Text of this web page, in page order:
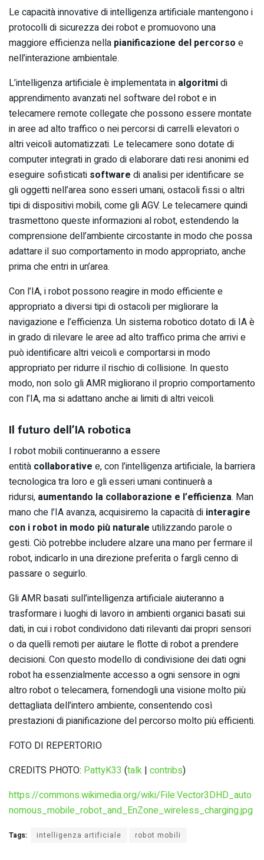
Le capacità innovative di intelligenza artificiale mantengono i
protocolli di sicurezza dei robot e promuovono una
maggiore efficienza nella pianificazione del percorso e
nell’interazione ambientale.
L’intelligenza artificiale è implementata in algoritmidi
apprendimento avanzati nel software del robot e in
telecamere remote collegate che possono essere montate
in aree ad alto traffico o nei percorsi di carrelli elevatori o
altri veicoli automatizzati. Le telecamere sono dotate di
computer integrati in grado di elaborare dati resi anonimi ed
eseguire sofisticati software di analisi per identificare se
gli oggetti nell’area sono esseri umani, ostacoli fissi o altri
tipi di dispositivi mobili, come gli AGV. Le telecamere quindi
trasmettono queste informazioni al robot, estendendo la
comprensione dell’ambiente circostante in modo che possa
adattare il suo comportamento in modo appropriato, anche
prima che entri in un’area.
Con l’IA, i robot possono reagire in modo efficiente e
appropriato a diversi tipi di ostacoli per migliorare la
navigazione e l’efficienza. Un sistema robotico dotato di IA è
in grado di rilevare le aree ad alto traffico prima che arrivi e
può identificare altri veicoli e comportarsi in modo
appropriato per ridurre il rischio di collisione. In questo
modo, non solo gli AMR migliorano il proprio comportamento
con l’IA, ma si adattano anche ai limiti di altri veicoli.
Il futuro dell’IA robotica
I robot mobili continueranno a essere
entità collaborative e, con l’intelligenza artificiale, la barriera
tecnologica tra loro e gli esseri umani continuerà a
ridursi, aumentando la collaborazione e l’efficienza. Man
mano che l’IA avanza, acquisiremo la capacità di interagire
con i robot in modo più naturale utilizzando parole o
gesti. Ciò potrebbe includere alzare una mano per fermare il
robot, indicarlo in una direzione preferita o fargli cenno di
passare o seguirlo.
Gli AMR basati sull’intelligenza artificiale aiuteranno a
trasformare i luoghi di lavoro in ambienti organici basati sui
dati, in cui i robot condividono dati rilevanti dai propri sensori
o da quelli remoti per aiutare le flotte di robot a prendere
decisioni. Con questo modello di condivisione dei dati ogni
robot ha essenzialmente accesso a ogni sensore in ogni
altro robot o telecamera, fornendogli una visione molto più
dettagliata dell’intero ambiente, consentendo così
prestazioni di pianificazione del percorso molto più efficienti.
FOTO DI REPERTORIO
CREDITS PHOTO: PattyK33 (talk | contribs)
https://commons.wikimedia.org/wiki/File:Vector3DHD_auto
nomous_mobile_robot_and_EnZone_wireless_charging.jpg
Tags: intelligenza artificiale robot mobili